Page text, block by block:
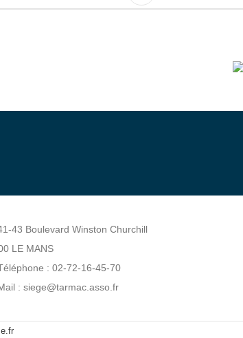
43 Boulevard Winston Churchill
LE MANS
: 02-72-16-45-70
: siege@tarmac.asso.fr